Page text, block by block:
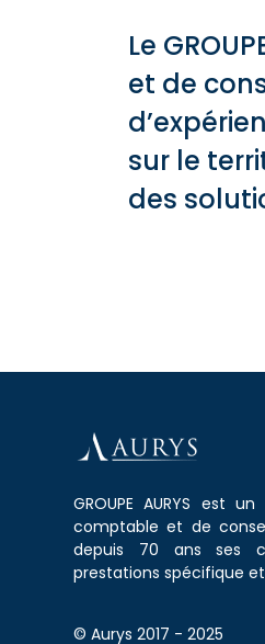
Le
et de
sur le
des
GROUPE AURYS est
comptable et de
depuis 70 ans ses
prestations spécifique
© Aurys 2017 - 2025